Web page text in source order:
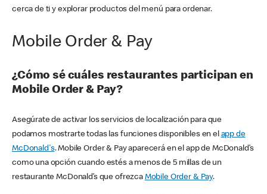
cerca de ti y explorar productos del menú para ordenar.
Mobile Order & Pay
¿Cómo sé cuáles restaurantes participan en
Mobile Order & Pay?
Asegúrate de activar los servicios de localización para que
podamos mostrarte todas las funciones disponibles en el app de
McDonald's. Mobile Order & Pay aparecerá en el app de McDonald’s
como una opción cuando estés a menos de 5 millas de un
restaurante McDonald’s que ofrezca Mobile Order & Pay.